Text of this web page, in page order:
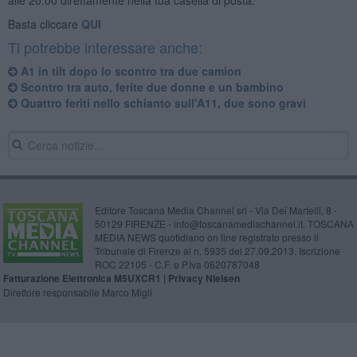
Basta cliccare QUI
Ti potrebbe interessare anche:
A1 in tilt dopo lo scontro tra due camion
Scontro tra auto, ferite due donne e un bambino
Quattro feriti nello schianto sull'A11, due sono gravi
Editore Toscana Media Channel srl - Via Dei Martelli, 8 -
50129 FIRENZE - info@toscanamediachannel.it. TOSCANA
MEDIA NEWS quotidiano on line registrato presso il
Tribunale di Firenze al n. 5935 del 27.09.2013. Iscrizione
ROC 22105 - C.F. e P.Iva 0620787048
Fatturazione Elettronica M5UXCR1 | Privacy Nielsen
Direttore responsabile Marco Migli